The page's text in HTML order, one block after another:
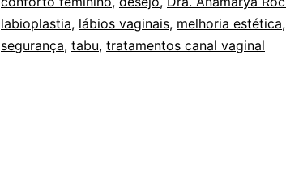
desejo
labioplastia, lábios vaginais, melhoria estética,
segurança, tabu, tratamentos canal vaginal